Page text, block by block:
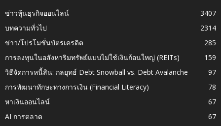
ข่าวหุ้นธุรกิจออนไลน์
3407
บทความทั่วไป
2314
ข่าว/โปรโมชั่นบัตรเครดิต
285
การลงทุนในอสังหาริมทรัพย์แบบไม่ใช้เงินก้อนใหญ่ (REITs)
159
วิธีจัดการหนี้สิน: กลยุทธ์ Debt Snowball vs. Debt Avalanche
97
การพัฒนาทักษะทางการเงิน (Financial Literacy)
78
หาเงินออนไลน์
67
AI การตลาด
67